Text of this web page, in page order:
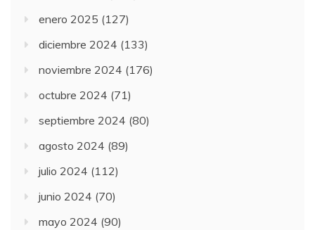
enero 2025 (127)
diciembre 2024 (133)
noviembre 2024 (176)
octubre 2024 (71)
septiembre 2024 (80)
agosto 2024 (89)
julio 2024 (112)
junio 2024 (70)
mayo 2024 (90)